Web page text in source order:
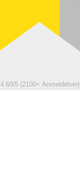
4.60/5 (2100+ Anmeldelser)